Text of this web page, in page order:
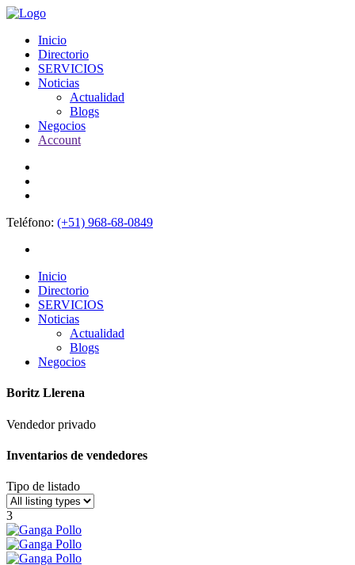
Inicio
Directorio
SERVICIOS
Noticias
Actualidad
Blogs
Negocios
Account
Teléfono: (+51) 968-68-0849
Inicio
Directorio
SERVICIOS
Noticias
Actualidad
Blogs
Negocios
Boritz Llerena
Vendedor privado
Inventarios de vendedores
Tipo de listado
3